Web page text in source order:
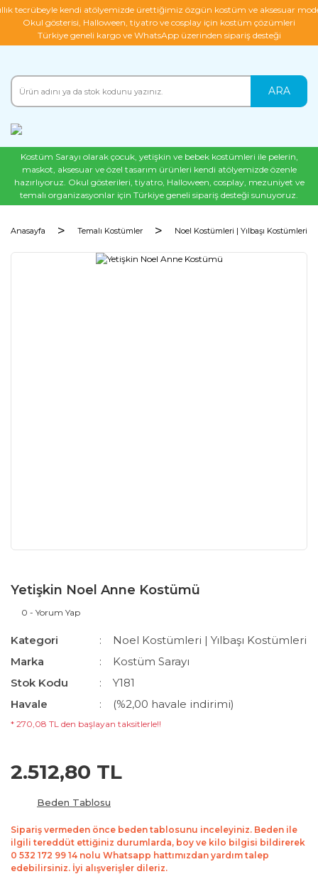
tecrübeyle kendi atölyemizde ürettiğimiz özgün kostüm ve aksesuar
Okul gösterisi, Halloween, tiyatro ve cosplay için kostüm çözümleri
Türkiye geneli kargo ve WhatsApp üzerinden sipariş desteği
ARA
Kostüm Sarayı olarak çocuk, yetişkin ve bebek kostümleri ile pelerin,
maskot, aksesuar ve özel tasarım ürünleri kendi atölyemizde özenle
hazırlıyoruz. Okul gösterileri, tiyatro, Halloween, cosplay, mezuniyet ve
temalı organizasyonlar için Türkiye geneli sipariş desteği sunuyoruz.
Anasayfa Temalı Kostümler Noel Kostümleri | Yılbaşı Kostümleri
Yetişkin Noel Anne Kostümü
0 - Yorum Yap
Kategori
Noel Kostümleri | Yılbaşı Kostümleri
Marka
Kostüm Sarayı
Stok Kodu
Y181
Havale
(%2,00 havale indirimi)
* 270,08 TL den başlayan taksitlerle!!
2.512,80 TL
Beden Tablosu
Sipariş vermeden önce beden tablosunu inceleyiniz. Beden ile
ilgili tereddüt ettiğiniz durumlarda, boy ve kilo bilgisi bildirerek
0 532 172 99 14 nolu Whatsapp hattımızdan yardım talep
edebilirsiniz. İyi alışverişler dileriz.